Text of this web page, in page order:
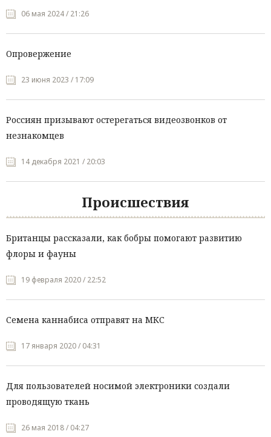
06 мая 2024 / 21:26
Опровержение
23 июня 2023 / 17:09
Россиян призывают остерегаться видеозвонков от
незнакомцев
14 декабря 2021 / 20:03
Происшествия
Британцы рассказали, как бобры помогают развитию
флоры и фауны
19 февраля 2020 / 22:52
Семена каннабиса отправят на МКС
17 января 2020 / 04:31
Для пользователей носимой электроники создали
проводящую ткань
26 мая 2018 / 04:27